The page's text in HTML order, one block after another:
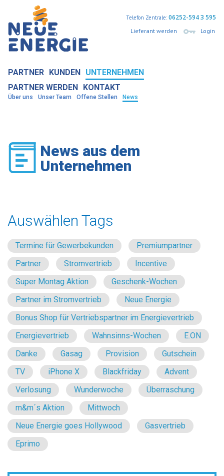
Lieferant werden Login
Telefon Zentrale:06252-594 3 595
PARTNER KUNDEN UNTERNEHMEN
Über uns Unser Team Offene Stellen News
PARTNER WERDEN KONTAKT
News aus dem
Unternehmen
Auswählen Tags
Termine für Gewerbekunden
Premiumpartner
Partner
Stromvertrieb
Incentive
Super Montag Aktion
Geschenk-Wochen
Partner im Stromvertrieb
Neue Energie
Bonus Shop für Vertriebspartner im Energievertrieb
Energievertrieb
Wahnsinns-Wochen
E.ON
Danke
Gasag Provision
Gutschein
TV
iPhone X Blackfriday
Advent
Verlosung
Wunderwoche
Überraschung
m&m´s Aktion
Mittwoch
Neue Energie goes Hollywood
Gasvertrieb
Eprimo